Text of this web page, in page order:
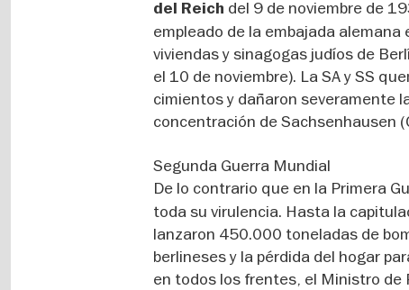
del Reich del 9 de noviembre de
empleado de la embajada
viviendas y sinagogas judíos de
el 10 de noviembre). La SA y SS
cimientos y dañaron severamente
concentración de Sachsenhausen
Segunda Guerra Mundial
De lo contrario que en la Primera
toda su virulencia. Hasta la
lanzaron 450.000 toneladas de
berlineses y la pérdida del hogar
en todos los frentes, el Ministro de